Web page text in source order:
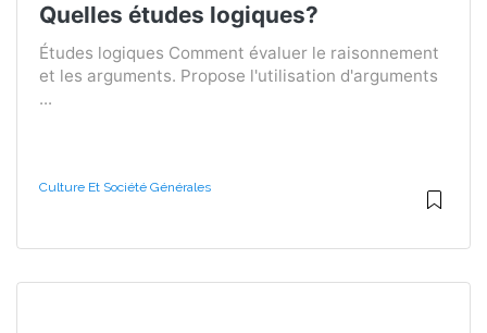
Quelles études logiques?
Études logiques Comment évaluer le raisonnement
et les arguments. Propose l'utilisation d'arguments
...
Culture Et Société Générales